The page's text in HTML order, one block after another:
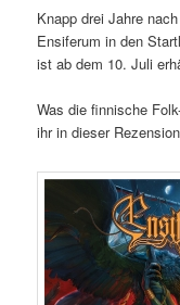
Knapp drei Jahre
Ensiferum in den
ist ab dem 10. Juli
Was die finnische
ihr in dieser